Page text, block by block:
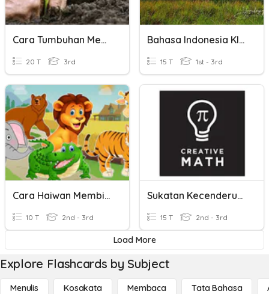
Cara Tumbuhan Membiak
20 T 3rd
Bahasa Indonesia Kls 8
15 T 1st - 3rd
Cara Haiwan Membiak
10 T 2nd - 3rd
Sukatan Kecenderungan Memusat
15 T 2nd - 3rd
Load More
Explore Flashcards by Subject
Menulis Kosakata Membaca Tata Bahasa